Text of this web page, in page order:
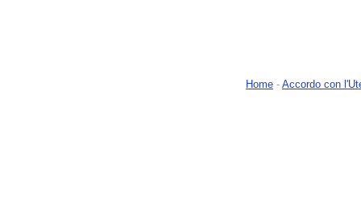
Home - Accordo con